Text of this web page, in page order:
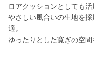
ロアクッションとしても活
やさしい風合いの生地を
適。
ゆったりとした寛ぎの空